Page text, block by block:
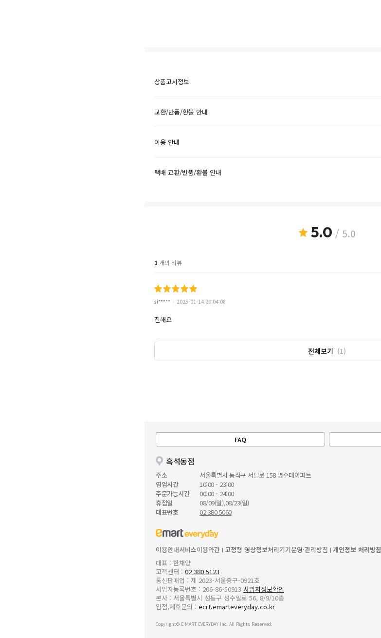
상품고시정보
교환/반품/환불 안내
이용 안내
택배 교환/반품/환불 안내
5.0 / 5.0
1 개의 리뷰
si***** 2025-01-14 20:04:08
진해요
전체보기 (1)
FAQ
흑석동점
주소
서울특별시 동작구 서달로 158 명수대아파트
영업시간
10:00 - 23:00
주문가능시간
00:00 - 24:00
휴점일
08/09(일),08/23(일)
대표번호
02 380 5060
이용안내서비스이용약관 고정형 영상정보처리기기운영·관리방침 개인정보 처리방침
대표 : 한채양
고객센터 : 02 380 5123
통신판매업 : 제 2023-서울중구-0921호
사업자등록번호 : 206-86-50913 사업자정보확인
본사 : 서울특별시 성동구 성수일로 56, 8/9/10층
입점,제휴문의 : ecrt.emarteveryday.co.kr
Copyright© E-MART EVERYDAY Inc. All Rights Reserved.